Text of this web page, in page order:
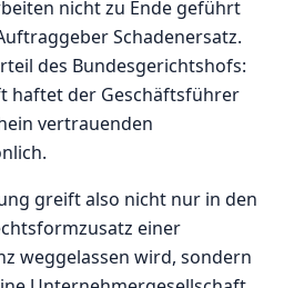
nicht zu Ende geführt
Schadenersatz.
des Bundesgerichtshofs:
haftet der Geschäftsführer
vertrauenden
greift also nicht nur in den
einer
weggelassen wird, sondern